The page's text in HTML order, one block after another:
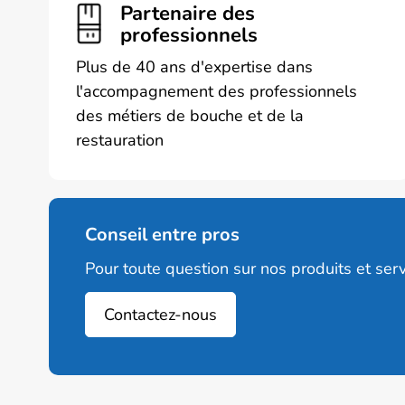
peuvent
page
Partenaire des
professionnels
Plus de 40 ans d'expertise dans
l'accompagnement des professionnels
des métiers de bouche et de la
restauration
Conseil entre pros
Pour toute question sur nos produits et
Contactez-nous